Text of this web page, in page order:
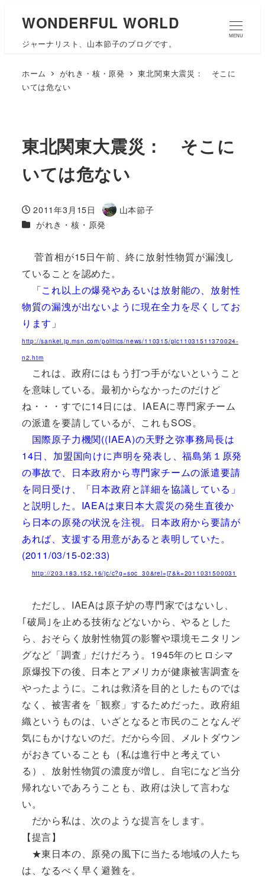
WONDERFUL WORLD
ジャーナリスト、山本節子のブログです。
MENU
ホーム がれき・核・原発
東北関東大震災： そこに
いては危ない
東北関東大震災： そこに
いては危ない
投稿日
2011年3月15日
著
者
山本節子
カテゴリー
がれき・核・原発
菅首相が15日午前、終に放射性物質が漏洩し
ていることを認めた。
「これ以上の爆発やあるいは放射能の、放射性
物質の漏洩が出ないように現在全力を尽くしてお
ります」
http://sankei.jp.msn.com/politics/news/110315/plc11031511370024-
n2.htm
これは、政府にはもう打つ手がないということ
を意味している。最初からなかったのだけど
ね・・・すでに14日には、IAEAに専門家チーム
の派遣を要請しているが、これもSOS。
国際原子力機関((IAEA)の天野之弥事務局長は
14日、加盟国向けに声明を発表し、福島第１原発
の事故で、日本政府から専門家チームの派遣要請
を同日受け、「日本政府と詳細を協議している」
と説明した。IAEAは東日本大震災の発生直後か
ら日本の原発の状況を注視。日本政府から要請が
あれば、支援する用意があると表明していた。
(2011/03/15-02:33)
http://203.183.152.16/jc/c?g=soc_30&rel=j7&k=2011031500031
ただし、IAEAは原子炉の専門家ではないし、
｢破局｣を止める技術などないから、やるとした
ら、おそらく放射性物質の影響や環境モニタリン
グなど「調査」だけだろう。1945年のヒロシマ
原爆投下の後、日本とアメリカが健康被害調査を
やったように。これは救済を目的としたものでは
なく、被害者を「観察」するためだった。政府組
織というものは、いざとなると市民のことなんぞ
気にもかけないのだ。だから今回、メルトダウン
がおきていることも（私は進行中と考えてい
る）、放射性物質の濃度が増し、自宅になど当分
帰れないであろうことも、政府は決して言わな
い。
だから私は、次のような提言をします。
【提言】
★東日本の、原発の風下に当たる地域の人たち
は、なるべく早く避難を。